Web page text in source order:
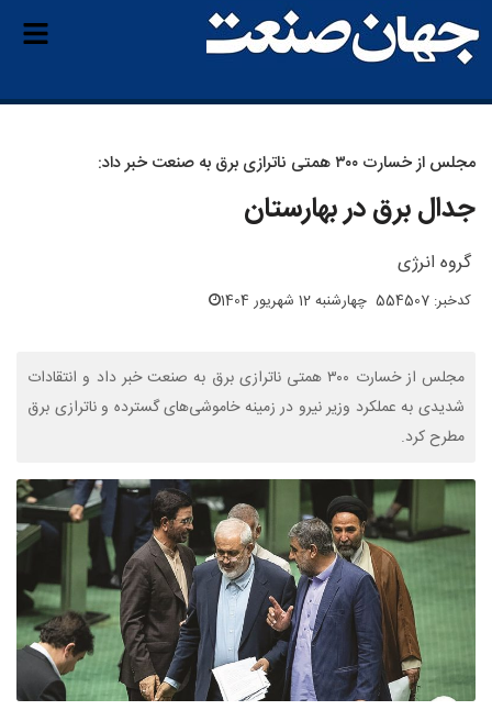
مجلس از خسارت ۳۰۰ همتی ناترازی برق به صنعت خبر داد:
جدال برق در بهارستان
گروه انرژی
کدخبر: 554507 چهارشنبه 12 شهریور 1404
مجلس از خسارت ۳۰۰ همتی ناترازی برق به صنعت خبر داد و انتقادات
شدیدی به عملکرد وزیر نیرو در زمینه خاموشی‌های گسترده و ناترازی برق
مطرح کرد.